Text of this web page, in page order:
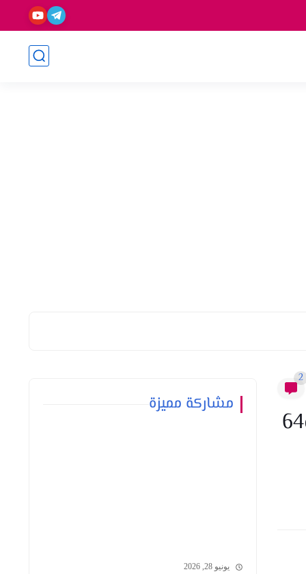
2
تحميل ملف لون لاعب اخضر التحديث الجديد 3.2 كوريه وعالميه نسخه 32 و64
مشاركة مميزة
يونيو 28, 2026